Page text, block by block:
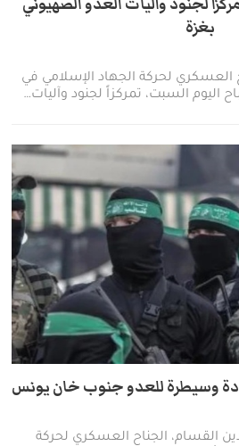
لجنود وآليات العدو الصهيوني
بغزة
العسكري لحركة الجهاد الإسلامي في
السبت، تمركزاً لجنود وآليات…
وسيطرة للعدو جنوب خان يونس
القسام، الجناح العسكري لحركة